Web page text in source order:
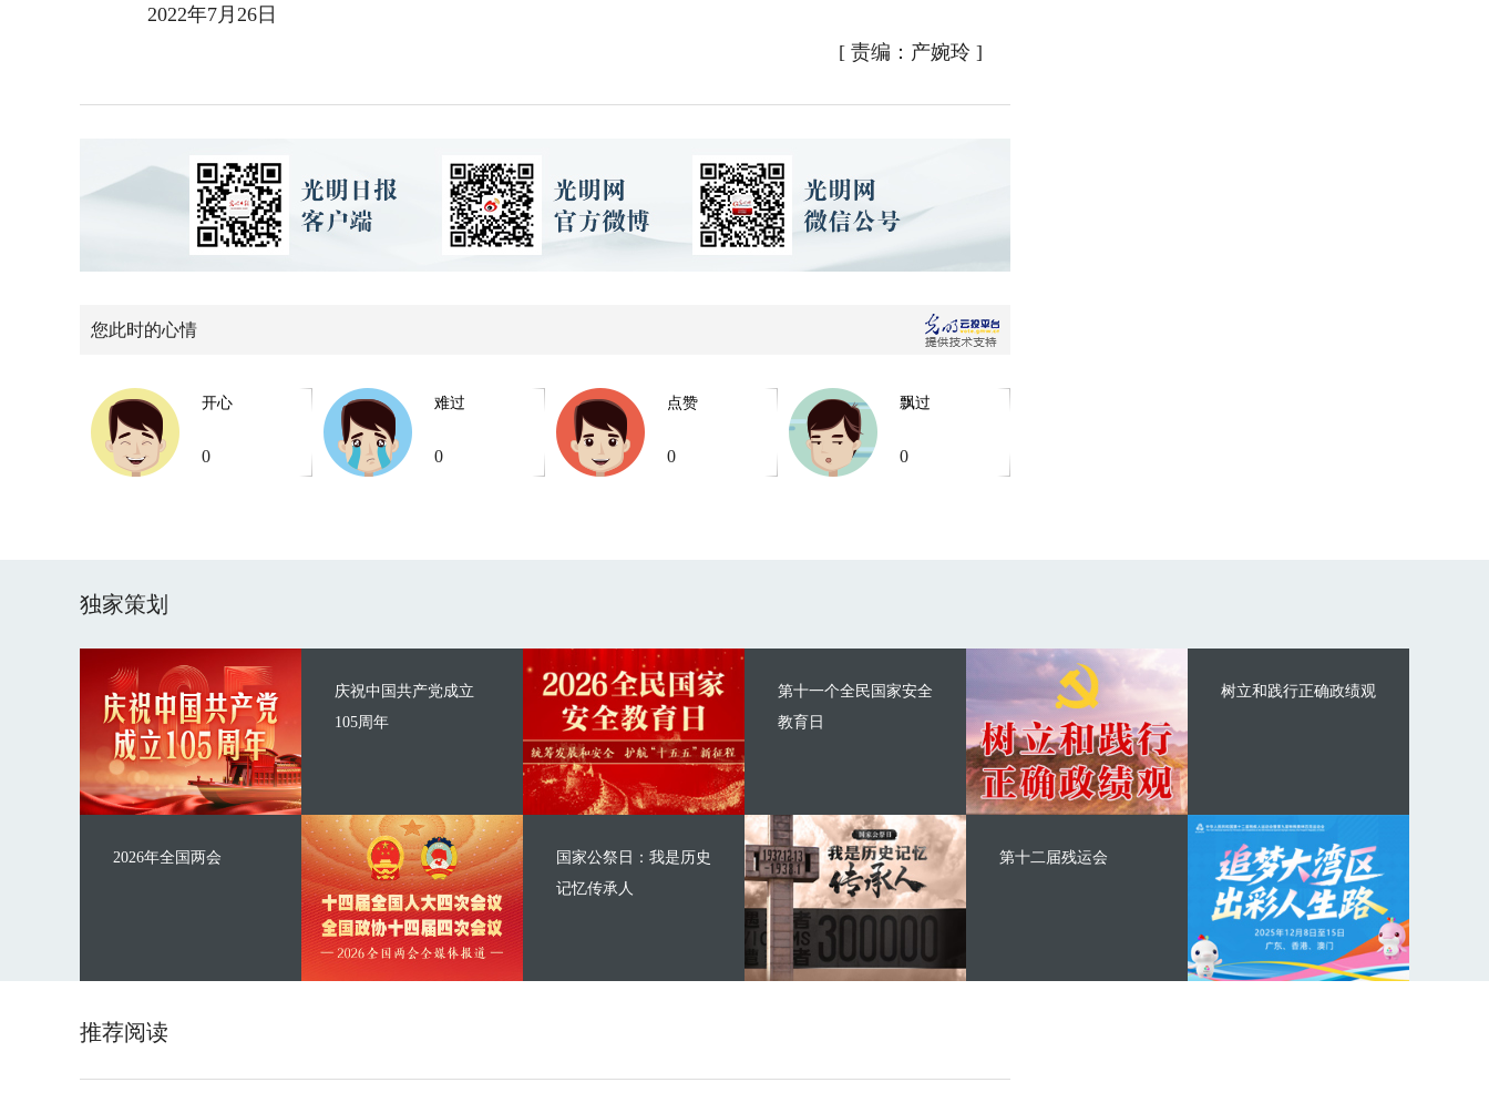
2022年7月26日
[ 责编：产婉玲 ]
您此时的心情
开心
0
难过
0
点赞
0
飘过
0
独家策划
庆祝中国共产党成立
105周年
2026年全国两会
第十一个全民国家安全
教育日
国家公祭日：我是历史
记忆传承人
树立和践行正确政绩观
第十二届残运会
推荐阅读